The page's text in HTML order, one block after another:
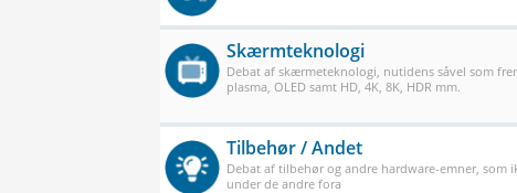
Skærmteknologi
Debat af skærmeteknologi, nutidens såvel som
plasma, OLED samt HD, 4K, 8K, HDR mm.
Tilbehør / Andet
Debat af tilbehør og andre hardware-emner, som
under de andre fora